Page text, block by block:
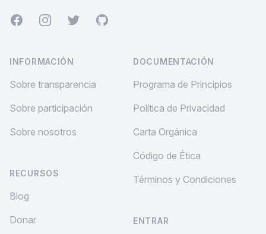
FacebookInstagramTwitter GitHub
INFORMACIÓN
Sobre transparencia
Sobre participación
Sobre nosotros
RECURSOS
Blog
Donar
DOCUMENTACIÓN
Programa de Principios
Política de Privacidad
Carta Orgánica
Código de Ética
Términos y Condiciones
ENTRAR